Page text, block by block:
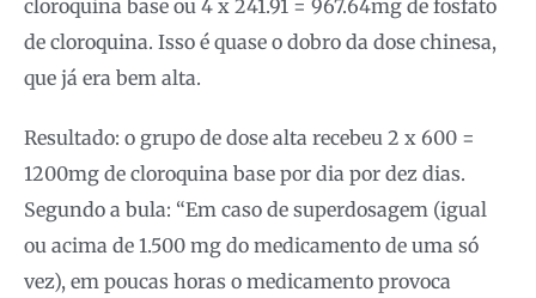
cloroquina base ou 4 x 241.91 = 967.64mg de fosfato
de cloroquina. Isso é quase o dobro da dose chinesa,
que já era bem alta.
Resultado: o grupo de dose alta recebeu 2 x 600 =
1200mg de cloroquina base por dia por dez dias.
Segundo a bula: “Em caso de superdosagem (igual
ou acima de 1.500 mg do medicamento de uma só
vez), em poucas horas o medicamento provoca